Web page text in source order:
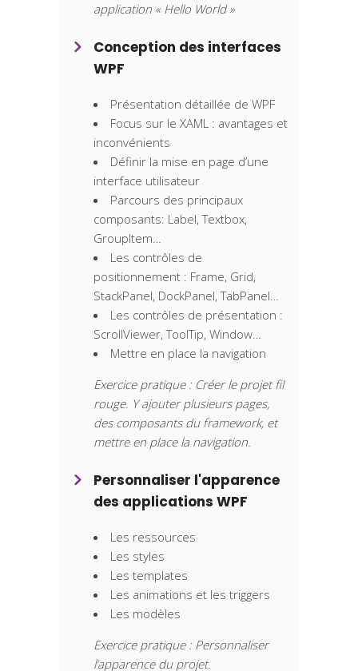
application « Hello World »
Conception des interfaces
WPF
Présentation détaillée de WPF
Focus sur le XAML : avantages et
inconvénients
Définir la mise en page d’une
interface utilisateur
Parcours des principaux
composants: Label, Textbox,
GroupItem…
Les contrôles de
positionnement : Frame, Grid,
StackPanel, DockPanel, TabPanel…
Les contrôles de présentation :
ScrollViewer, ToolTip, Window…
Mettre en place la navigation
Exercice pratique : Créer le projet fil
rouge. Y ajouter plusieurs pages,
des composants du framework, et
mettre en place la navigation.
Personnaliser l'apparence
des applications WPF
Les ressources
Les styles
Les templates
Les animations et les triggers
Les modèles
Exercice pratique : Personnaliser
l’apparence du projet.